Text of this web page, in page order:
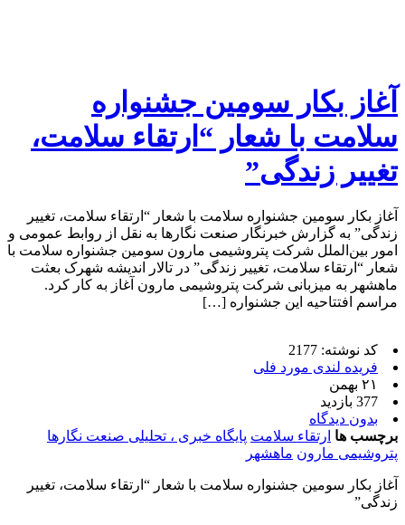
آغاز بکار سومین جشنواره
سلامت با شعار “ارتقاء سلامت،
تغییر زندگی”
آغاز بکار سومین جشنواره سلامت با شعار “ارتقاء سلامت، تغییر
زندگی” به گزارش خبرنگار صنعت نگارها به نقل از روابط عمومی و
امور بین‌الملل شرکت پتروشیمی مارون سومین جشنواره سلامت با
شعار “ارتقاء سلامت، تغییر زندگی” در تالار اندیشه شهرک بعثت
ماهشهر به میزبانی شرکت پتروشیمی مارون آغاز به کار کرد.
مراسم افتتاحیه این جشنواره […]
کد نوشته: 2177
فریده لندی مورد فلی
۲۱ بهمن
377 بازدید
بدون دیدگاه
برچسب ها ارتقاء سلامت پایگاه خبری ، تحلیلی صنعت نگارها
پتروشیمی مارون ماهشهر
آغاز بکار سومین جشنواره سلامت با شعار “ارتقاء سلامت، تغییر
زندگی”